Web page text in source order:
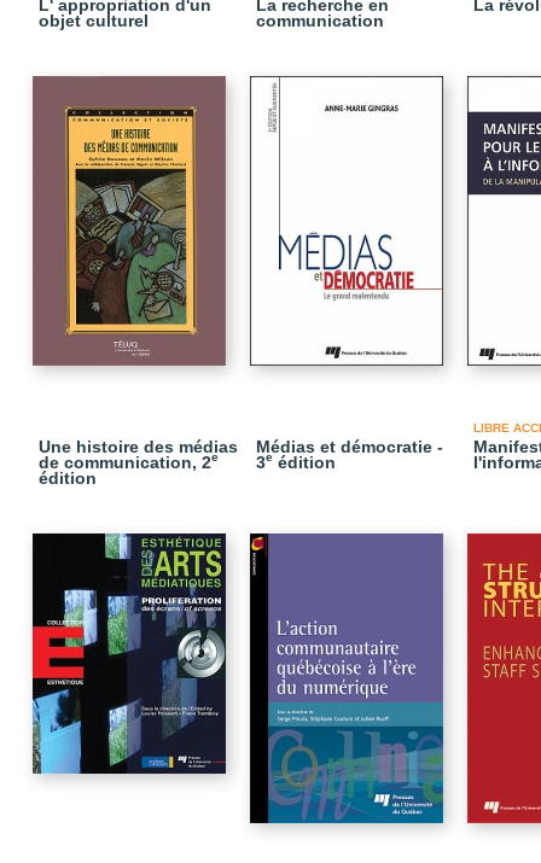
L' appropriation d'un
objet culturel
La recherche en
communication
La
Une histoire des médias
de communication, 2e
édition
Médias et démocratie -
3e édition
LIBRE